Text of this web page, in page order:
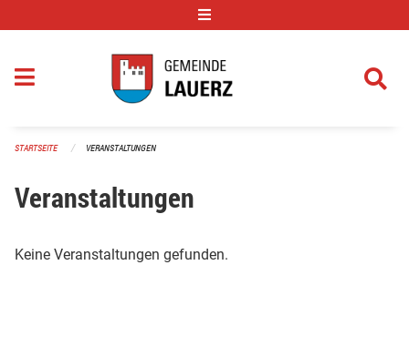
STARTSEITE VERANSTALTUNGEN
Veranstaltungen
Keine Veranstaltungen gefunden.